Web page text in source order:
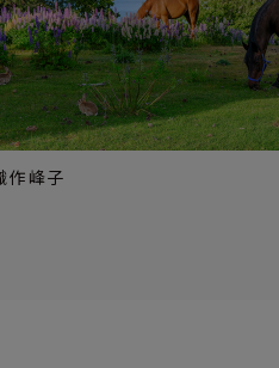
峰子